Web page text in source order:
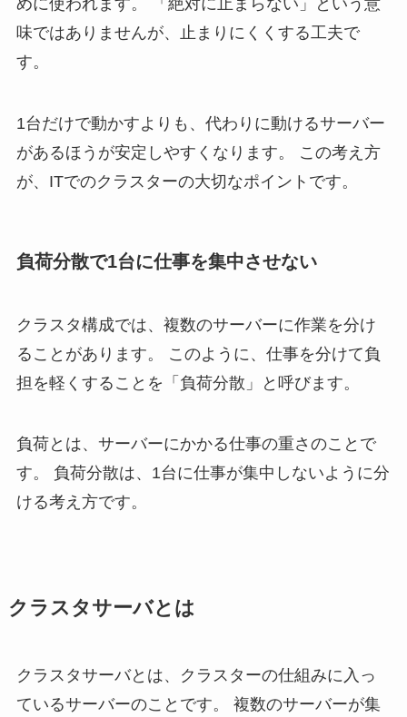
めに使われます。 「絶対に止まらない」という意
味ではありませんが、止まりにくくする工夫で
す。
1台だけで動かすよりも、代わりに動けるサーバー
があるほうが安定しやすくなります。 この考え方
が、ITでのクラスターの大切なポイントです。
負荷分散で1台に仕事を集中させない
クラスタ構成では、複数のサーバーに作業を分け
ることがあります。 このように、仕事を分けて負
担を軽くすることを「負荷分散」と呼びます。
負荷とは、サーバーにかかる仕事の重さのことで
す。 負荷分散は、1台に仕事が集中しないように分
ける考え方です。
クラスタサーバとは
クラスタサーバとは、クラスターの仕組みに入っ
ているサーバーのことです。 複数のサーバーが集